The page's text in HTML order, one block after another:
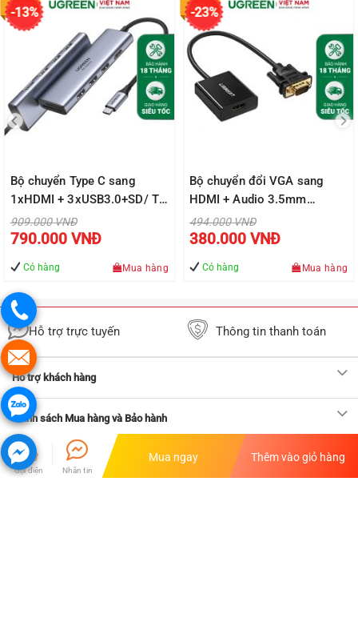
60383
-13%
Bộ chuyển Type C sang
1xHDMI + 3xUSB3.0+SD/ TF
Chính hãng UGREEN 60383
909.000VNĐ
Giá
gốc
là:
790.000 VNĐ
là:
790.000 VNĐ.
Có hàng Mua hàng
60814
-23%
Bộ chuyển đổi VGA sang
HDMI + Audio 3.5mm
UGREEN 60814 Hỗ trợ phân
giải Full HD 1080p@60HZ –
Bảo hành 18 tháng
494.000VNĐ
Giá
gốc
là:
380.000 VNĐ
là:
380.000
Có hàng Mua hàng
Gọi điện Nhắn tin
Mua ngay Thêm vào giỏ hàng
Hỗ trợ trực tuyến Thông tin thanh toán
Hỗ trợ khách hàng
Chính sách Mua hàng và Bảo hành
Thông tin ADComputer